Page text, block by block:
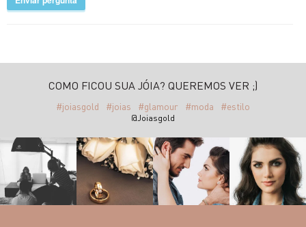
COMO FICOU SUA JÓIA? QUEREMOS VER ;)
#joiasgold #joias #glamour #moda #estilo
@Joiasgold